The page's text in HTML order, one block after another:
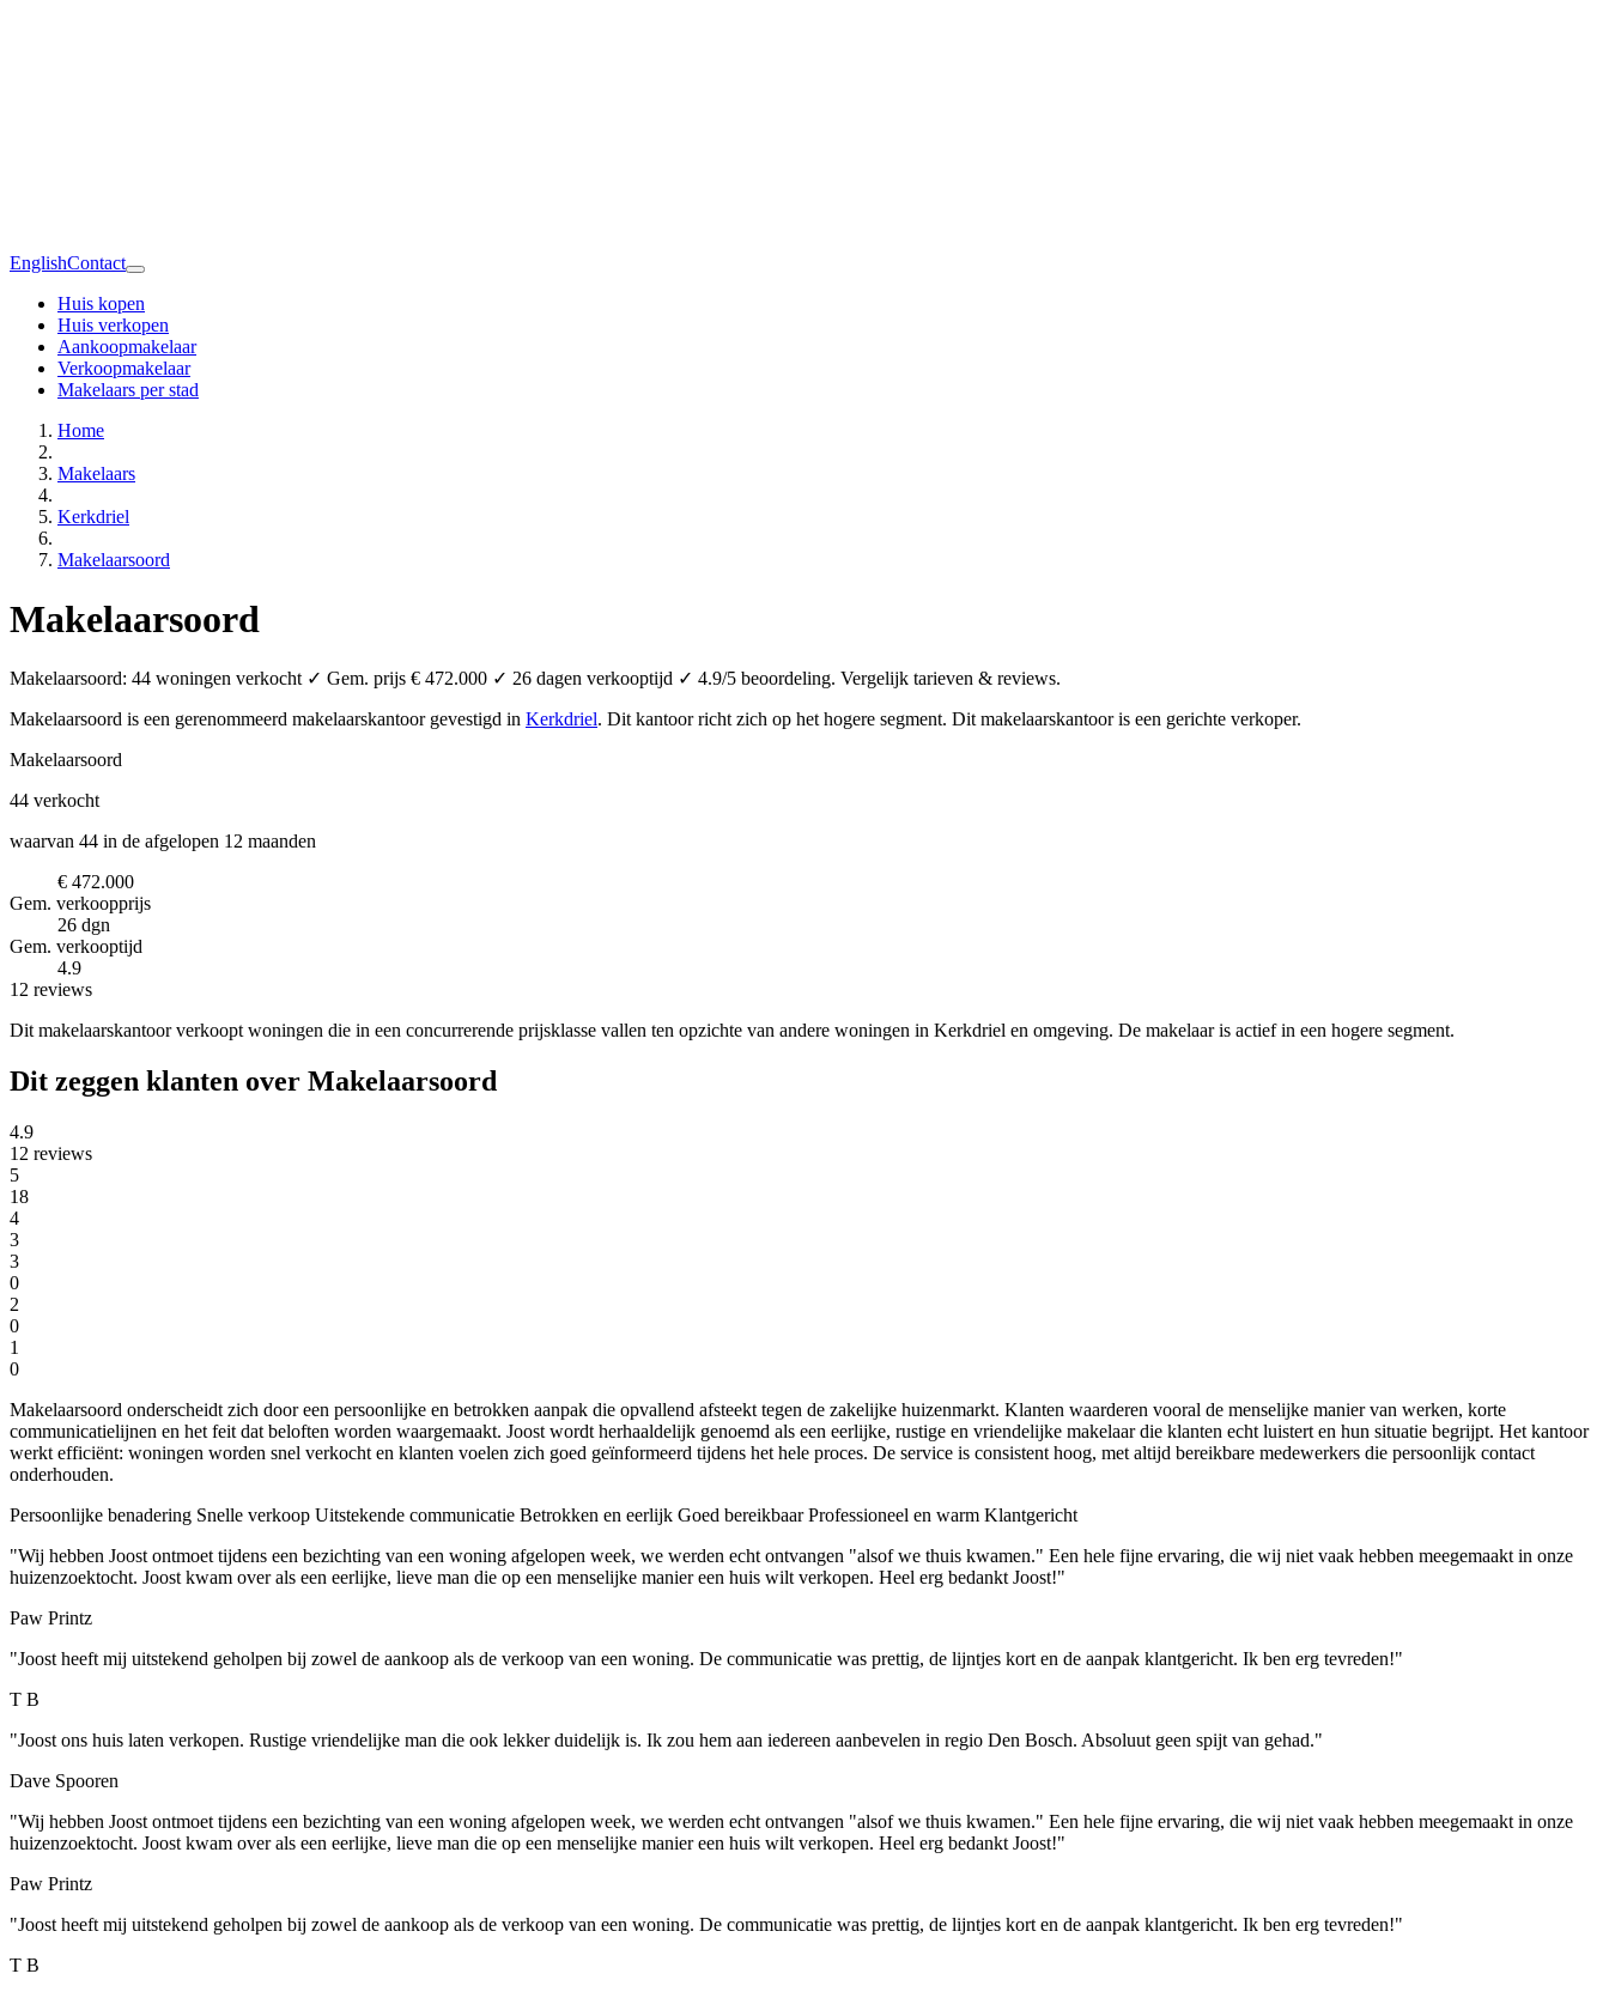
EnglishContact
Huis kopen
Huis verkopen
Aankoopmakelaar
Verkoopmakelaar
Makelaars per stad
Home
Makelaars
Kerkdriel
Makelaarsoord
Makelaarsoord
Makelaarsoord: 44 woningen verkocht ✓ Gem. prijs € 472.000 ✓ 26 dagen verkooptijd ✓ 4.9/5 beoordeling. Vergelijk tarieven & reviews.
Makelaarsoord is een gerenommeerd makelaarskantoor gevestigd in Kerkdriel. Dit kantoor richt zich op het hogere segment. Dit makelaarskantoor is een gerichte verkoper.
Makelaarsoord
44 verkocht
waarvan 44 in de afgelopen 12 maanden
€ 472.000
Gem. verkoopprijs
26 dgn
Gem. verkooptijd
4.9
12 reviews
Dit makelaarskantoor verkoopt woningen die in een concurrerende prijsklasse vallen ten opzichte van andere woningen in Kerkdriel en omgeving. De makelaar is actief in een hogere segment.
Dit zeggen klanten over Makelaarsoord
4.9
12 reviews
5
18
4
3
3
0
2
0
1
0
Makelaarsoord onderscheidt zich door een persoonlijke en betrokken aanpak die opvallend afsteekt tegen de zakelijke huizenmarkt. Klanten waarderen vooral de menselijke manier van werken, korte
communicatielijnen en het feit dat beloften worden waargemaakt. Joost wordt herhaaldelijk genoemd als een eerlijke, rustige en vriendelijke makelaar die klanten echt luistert en hun situatie begrijpt. Het kantoor
werkt efficiënt: woningen worden snel verkocht en klanten voelen zich goed geïnformeerd tijdens het hele proces. De service is consistent hoog, met altijd bereikbare medewerkers die persoonlijk contact
onderhouden.
Persoonlijke benadering Snelle verkoop Uitstekende communicatie Betrokken en eerlijk Goed bereikbaarProfessioneel en warm Klantgericht
"Wij hebben Joost ontmoet tijdens een bezichting van een woning afgelopen week, we werden echt ontvangen "alsof we thuis kwamen." Een hele fijne ervaring, die wij niet vaak hebben meegemaakt in onze
huizenzoektocht. Joost kwam over als een eerlijke, lieve man die op een menselijke manier een huis wilt verkopen. Heel erg bedankt Joost!"
Paw Printz
"Joost heeft mij uitstekend geholpen bij zowel de aankoop als de verkoop van een woning. De communicatie was prettig, de lijntjes kort en de aanpak klantgericht. Ik ben erg tevreden!"
T B
"Joost ons huis laten verkopen. Rustige vriendelijke man die ook lekker duidelijk is. Ik zou hem aan iedereen aanbevelen in regio Den Bosch. Absoluut geen spijt van gehad."
Dave Spooren
"Wij hebben Joost ontmoet tijdens een bezichting van een woning afgelopen week, we werden echt ontvangen "alsof we thuis kwamen." Een hele fijne ervaring, die wij niet vaak hebben meegemaakt in onze
huizenzoektocht. Joost kwam over als een eerlijke, lieve man die op een menselijke manier een huis wilt verkopen. Heel erg bedankt Joost!"
Paw Printz
"Joost heeft mij uitstekend geholpen bij zowel de aankoop als de verkoop van een woning. De communicatie was prettig, de lijntjes kort en de aanpak klantgericht. Ik ben erg tevreden!"
T B